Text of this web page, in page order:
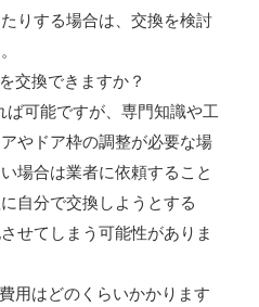
りする場合は、交換を検討
交換できますか？
ば可能ですが、専門知識や工
やドア枠の調整が必要な場
場合は業者に依頼すること
自分で交換しようとする
せてしまう可能性がありま
用はどのくらいかかります